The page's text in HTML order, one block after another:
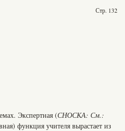
Стр. 132
Экспертная (СНОСКА: См.:
функция учителя вырастает из